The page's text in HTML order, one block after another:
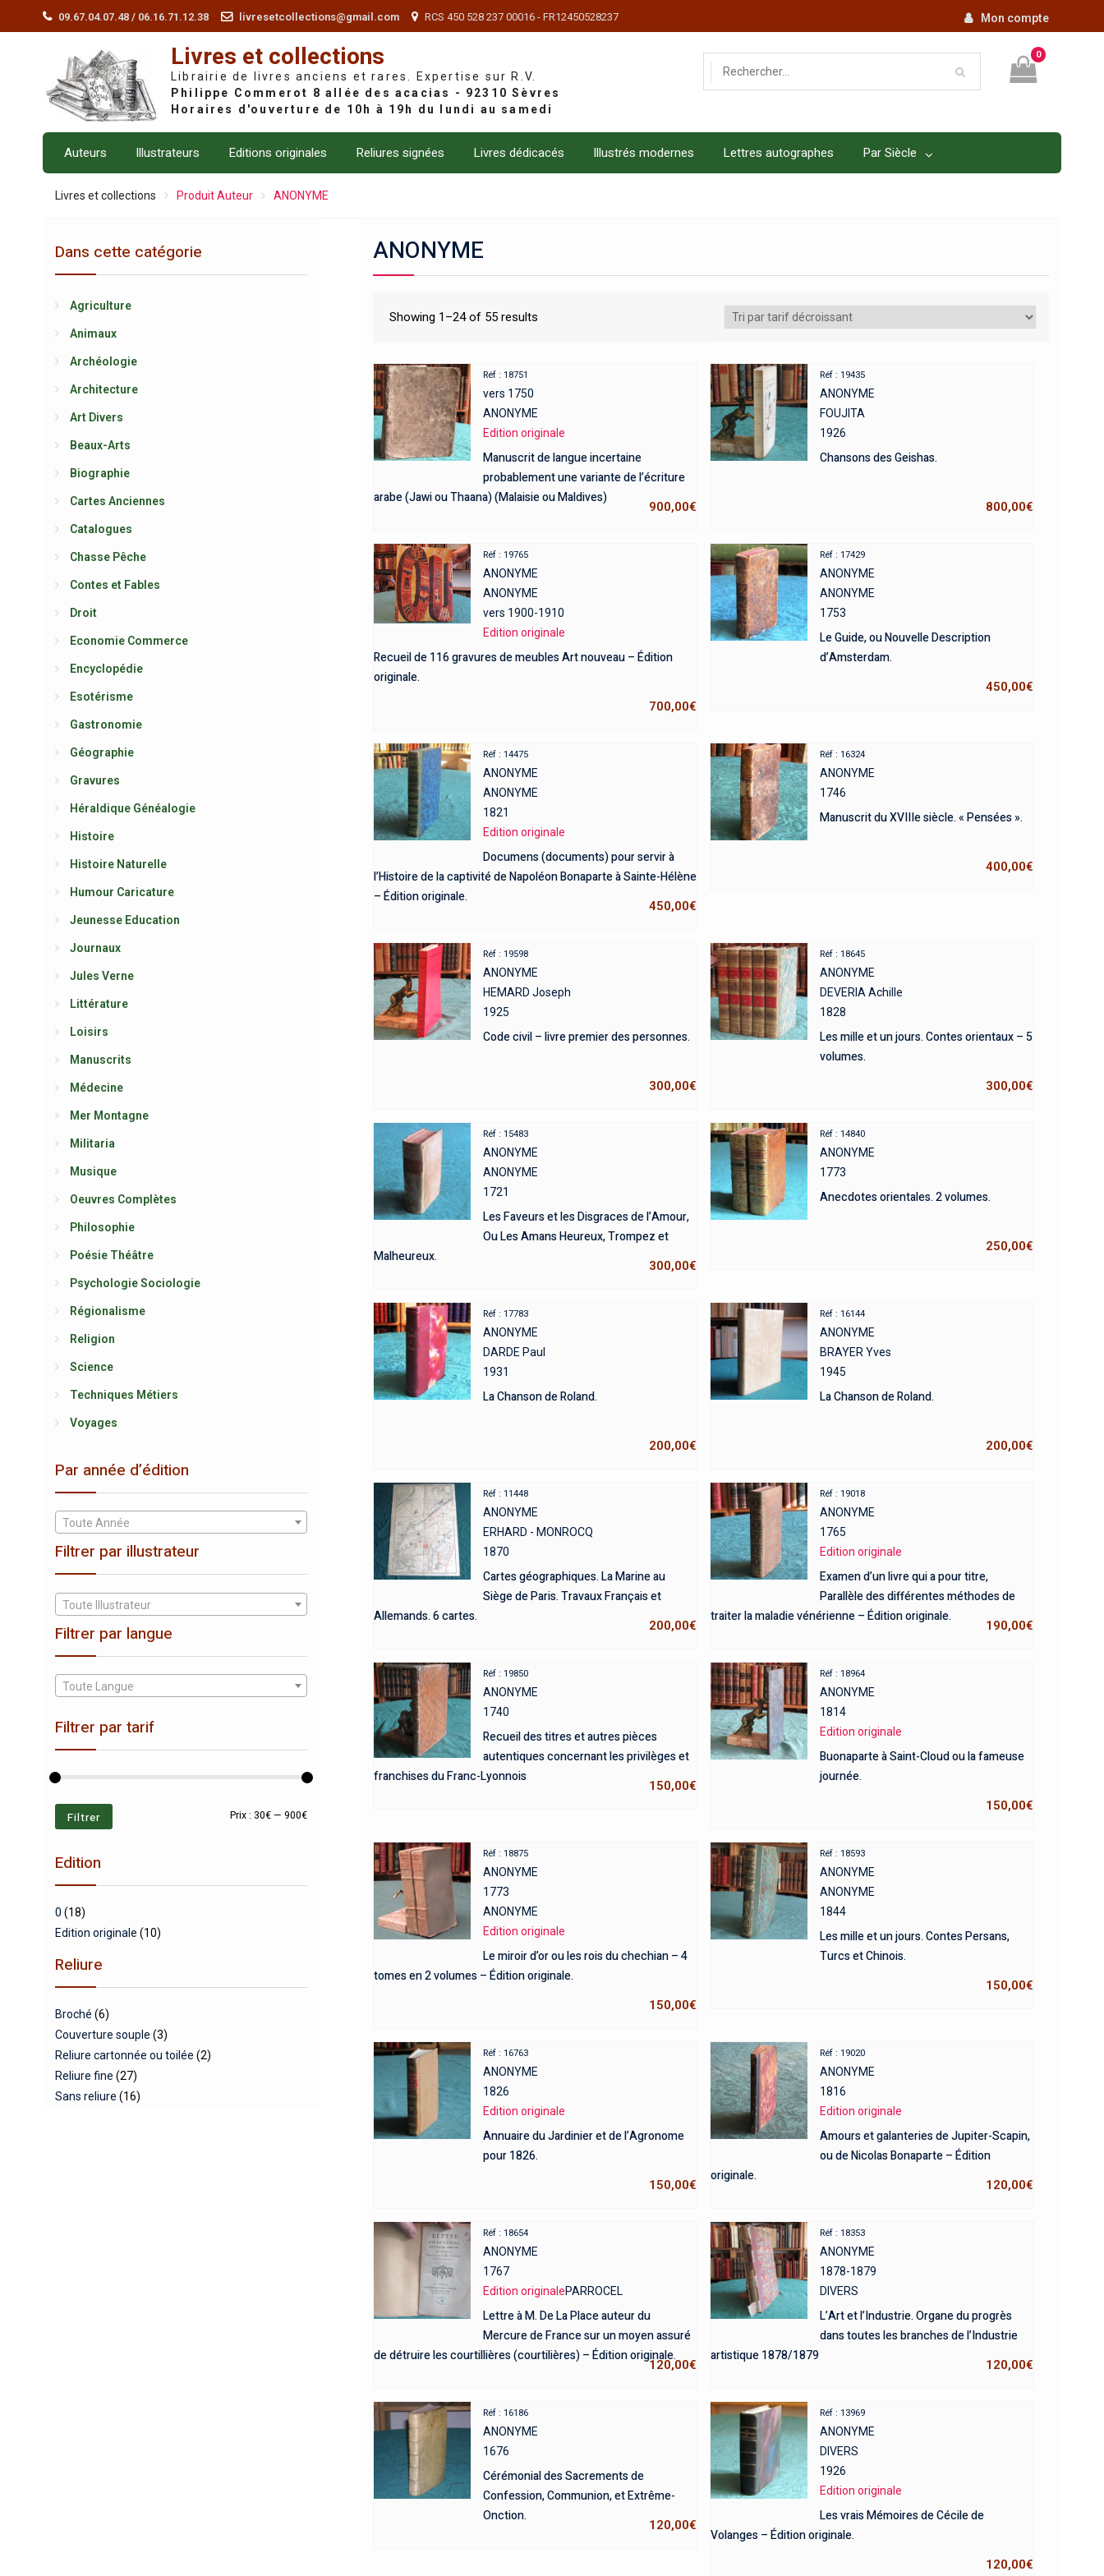
09.67.04.07.48 / 06.16.71.12.38 livresetcollections@gmail.com RCS 450 528 237 00016 - FR12450528237 Mon compte
Livres et collections
Librairie de livres anciens et rares. Expertise sur R.V.
0
Auteurs Illustrateurs Editions originales Reliures signées Livres dédicacés Illustrés modernes Lettres autographes Par Siècle
Livres et collections Produit Auteur ANONYME
ANONYME
Showing 1–24 of 55 results
Réf : 18751
vers 1750
ANONYME
Edition originale
Manuscrit de langue incertaine
probablement une variante de l’écriture
arabe (Jawi ou Thaana) (Malaisie ou Maldives)
900,00€
Réf : 19435
ANONYME
FOUJITA
1926
Chansons des Geishas.
800,00€
Réf : 19765
ANONYME
ANONYME
vers 1900-1910
Edition originale
Recueil de 116 gravures de meubles Art nouveau – Édition
originale.
700,00€
Réf : 17429
ANONYME
ANONYME
1753
Le Guide, ou Nouvelle Description
d’Amsterdam.
450,00€
Réf : 14475
ANONYME
ANONYME
1821
Edition originale
Documens (documents) pour servir à
l’Histoire de la captivité de Napoléon Bonaparte à Sainte-Hélène
– Édition originale.
450,00€
Réf : 16324
ANONYME
1746
Manuscrit du XVIIIe siècle. « Pensées ».
400,00€
Réf : 19598
ANONYME
HEMARD Joseph
1925
Code civil – livre premier des personnes.
300,00€
Réf : 18645
ANONYME
DEVERIA Achille
1828
Les mille et un jours. Contes orientaux – 5
volumes.
300,00€
Réf : 15483
ANONYME
ANONYME
1721
Les Faveurs et les Disgraces de l’Amour,
Ou Les Amans Heureux, Trompez et
Malheureux.
300,00€
Réf : 14840
ANONYME
1773
Anecdotes orientales. 2 volumes.
250,00€
Réf : 17783
ANONYME
DARDE Paul
1931
La Chanson de Roland.
200,00€
Réf : 16144
ANONYME
BRAYER Yves
1945
La Chanson de Roland.
200,00€
Réf : 11448
ANONYME
ERHARD - MONROCQ
1870
Cartes géographiques. La Marine au
Siège de Paris. Travaux Français et
Allemands. 6 cartes.
200,00€
Réf : 19018
ANONYME
1765
Edition originale
Examen d’un livre qui a pour titre,
Parallèle des différentes méthodes de
traiter la maladie vénérienne – Édition originale.
190,00€
Réf : 19850
ANONYME
1740
Recueil des titres et autres pièces
autentiques concernant les privilèges et
franchises du Franc-Lyonnois
150,00€
Réf : 18964
ANONYME
1814
Edition originale
Buonaparte à Saint-Cloud ou la fameuse
journée.
150,00€
Réf : 18875
ANONYME
1773
ANONYME
Edition originale
Le miroir d’or ou les rois du chechian – 4
tomes en 2 volumes – Édition originale.
150,00€
Réf : 18593
ANONYME
ANONYME
1844
Les mille et un jours. Contes Persans,
Turcs et Chinois.
150,00€
Réf : 16763
ANONYME
1826
Edition originale
Annuaire du Jardinier et de l’Agronome
pour 1826.
150,00€
Réf : 19020
ANONYME
1816
Edition originale
Amours et galanteries de Jupiter-Scapin,
ou de Nicolas Bonaparte – Édition
originale.
120,00€
Réf : 18654
ANONYME
1767
Edition originalePARROCEL
Lettre à M. De La Place auteur du
Mercure de France sur un moyen assuré
de détruire les courtillières (courtilières) – Édition originale.
120,00€
Réf : 18353
ANONYME
1878-1879
DIVERS
L’Art et l’Industrie. Organe du progrès
dans toutes les branches de l’Industrie
artistique 1878/1879
120,00€
Réf : 16186
ANONYME
1676
Cérémonial des Sacrements de
Confession, Communion, et Extrême-
Onction.
120,00€
Réf : 13969
ANONYME
DIVERS
1926
Edition originale
Les vrais Mémoires de Cécile de
Volanges – Édition originale.
120,00€
Dans cette catégorie
Agriculture
Animaux
Archéologie
Architecture
Art Divers
Beaux-Arts
Biographie
Cartes Anciennes
Catalogues
Chasse Pêche
Contes et Fables
Droit
Economie Commerce
Encyclopédie
Esotérisme
Gastronomie
Géographie
Gravures
Héraldique Généalogie
Histoire
Histoire Naturelle
Humour Caricature
Jeunesse Education
Journaux
Jules Verne
Littérature
Loisirs
Manuscrits
Médecine
Mer Montagne
Militaria
Musique
Oeuvres Complètes
Philosophie
Poésie Théâtre
Psychologie Sociologie
Régionalisme
Religion
Science
Techniques Métiers
Voyages
Par année d’édition
Toute Année
Filtrer par illustrateur
Toute Illustrateur
Filtrer par langue
Toute Langue
Filtrer par tarif
Prix
Prix
Filtrer Prix : 30€ — 900€
Edition
0 (18)
Edition originale (10)
Reliure
Broché (6)
Couverture souple (3)
Reliure cartonnée ou toilée (2)
Reliure fine (27)
Sans reliure (16)